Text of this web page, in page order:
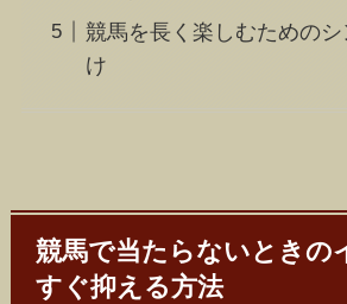
競馬を長く楽しむための
け
競馬で当たらないときの
すぐ抑える方法